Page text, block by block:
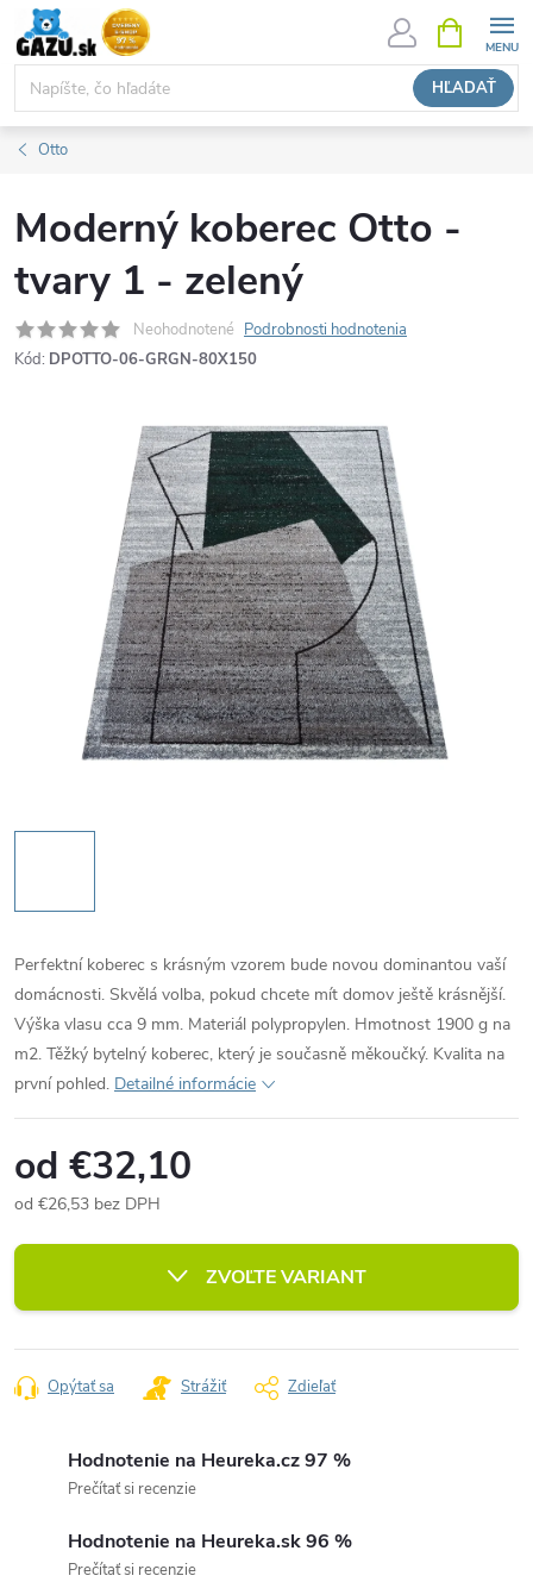
Prejsť
na
obsah
HĽADAŤ
KOŠÍK
Otto
Moderný koberec Otto -
tvary 1 - zelený
Neohodnotené Podrobnosti hodnotenia
Kód: DPOTTO-06-GRGN-80X150
Perfektní koberec s krásným vzorem bude novou dominantou vaší
domácnosti. Skvělá volba, pokud chcete mít domov ještě krásnější.
Výška vlasu cca 9 mm. Materiál polypropylen. Hmotnost 1900 g na
m2. Těžký bytelný koberec, který je současně měkoučký. Kvalita na
první pohled. Detailné informácie
od €32,10
od €26,53 bez DPH
cena:
ZVOĽTE VARIANT
Opýtať sa Strážiť Zdieľať
Hodnotenie na Heureka.cz 97 %
Prečítať si recenzie
Hodnotenie na Heureka.sk 96 %
Prečítať si recenzie